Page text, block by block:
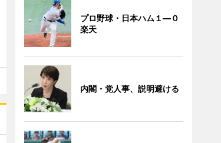
プロ野球・日本ハム１―０
楽天
内閣・党人事、説明避ける